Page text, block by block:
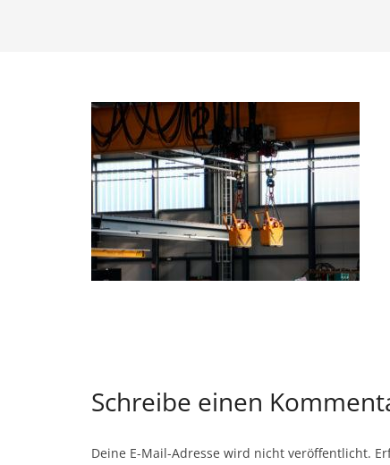
Schreibe einen
Deine E-Mail-Adresse wird nicht veröffentlicht.